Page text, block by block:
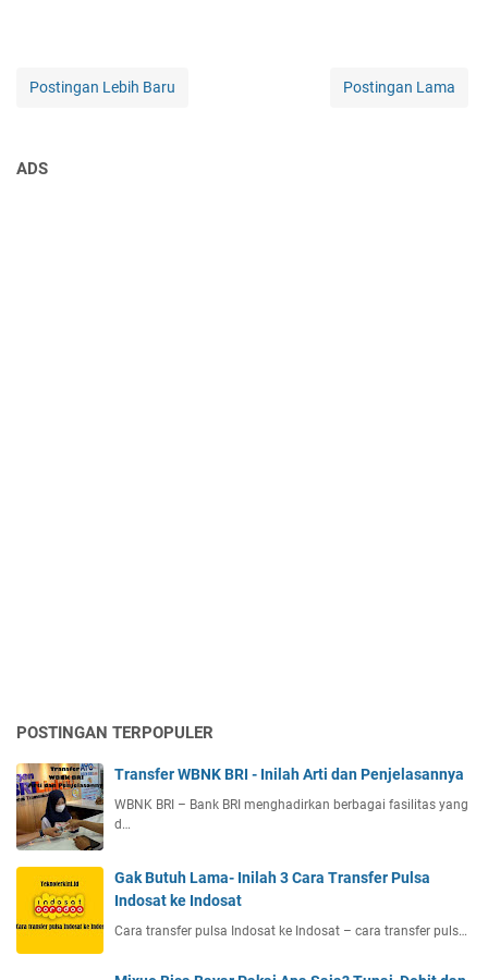
Postingan Lebih Baru Postingan Lama
ADS
POSTINGAN TERPOPULER
Transfer WBNK BRI - Inilah Arti dan Penjelasannya
WBNK BRI – Bank BRI menghadirkan berbagai fasilitas yang
d…
Gak Butuh Lama- Inilah 3 Cara Transfer Pulsa
Indosat ke Indosat
Cara transfer pulsa Indosat ke Indosat – cara transfer puls…